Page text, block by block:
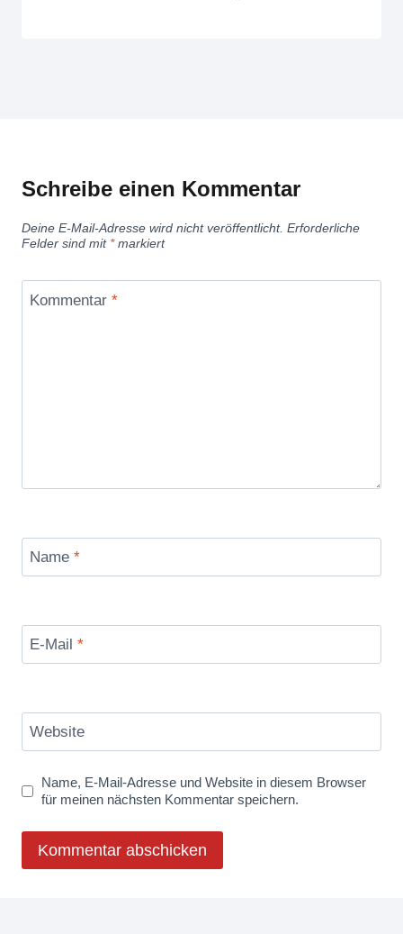
Schreibe einen Kommentar
Deine E-Mail-Adresse wird nicht veröffentlicht. Erforderliche
Felder sind mit *markiert
Kommentar *
Name *
E-Mail *
Website
Name, E-Mail-Adresse und Website in diesem Browser
für meinen nächsten Kommentar speichern.